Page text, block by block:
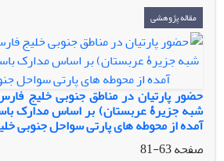
بررسی‌های دقیق باستان‌شناسی و اطلاعات
رابطة با وجه تسمیه محوطه‌ها) و تحلیل
آمده، مشخص نمودیم که تپه هله‌بگ،
واقع همان سلطان‌آباد چمچمال است
محققان دور مانده بود.
مقاله پژوهشی
حضور پارتیان در مناطق جنوبی خلیج
شبه جزیرۀ عربستان) بر اساس مدارک
آمده از محوطه های پارتی سواحل جنوبی
صفحه63-81